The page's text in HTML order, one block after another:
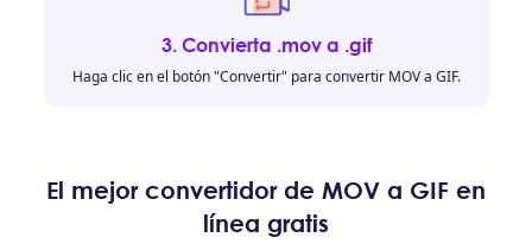
3. Convierta .mov a .gif
Haga clic en el botón "Convertir" para convertir MOV a GIF.
El mejor convertidor de MOV a GIF en
línea gratis